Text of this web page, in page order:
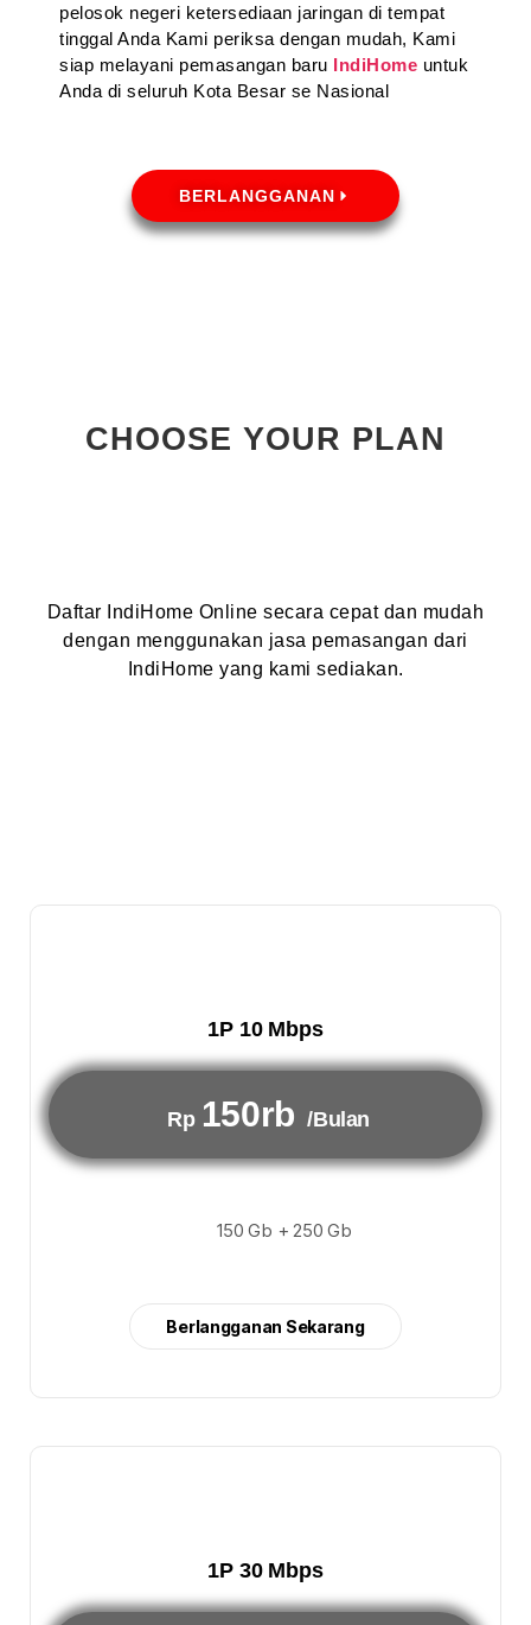
pelosok negeri ketersediaan jaringan di tempat
tinggal Anda Kami periksa dengan mudah, Kami
siap melayani pemasangan baru IndiHome untuk
Anda di seluruh Kota Besar se Nasional
BERLANGGANAN
CHOOSE YOUR PLAN
Daftar IndiHome Online secara cepat dan mudah
dengan menggunakan jasa pemasangan dari
IndiHome yang kami sediakan.
1P 10 Mbps
Rp 150rb /Bulan
150 Gb + 250 Gb
Berlangganan Sekarang
1P 30 Mbps